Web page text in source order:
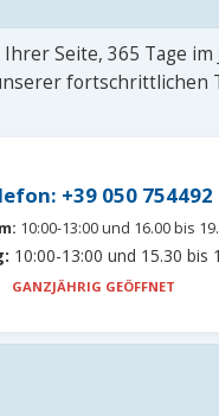
Seite, 365 Tage
fortschrittlichen
+39 050 754492
10:00-13:00 und 16.00 bis
10:00-13:00 und 15.30 bis
GANZJÄHRIG GEÖFFNET